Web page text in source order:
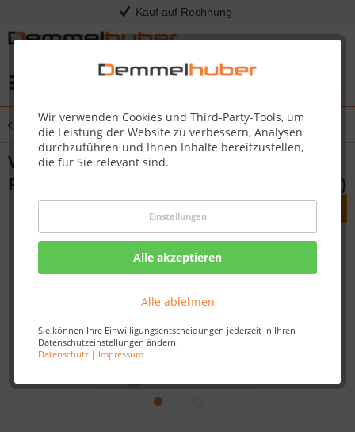
Kauf auf Rechnung
Wir verwenden Cookies und Third-Party-Tools, um
die Leistung der Website zu verbessern, Analysen
durchzuführen und Ihnen Inhalte bereitzustellen,
die für Sie relevant sind.
Einstellungen
Alle akzeptieren
Alle ablehnen
Sie können Ihre Einwilligungsentscheidungen jederzeit in Ihren
Datenschutzeinstellungen ändern.
Datenschutz| Impressum
Übersicht Verbindungsstücke
Verbindungsstück selbstklebend Profil 9
PK | 19 PK Fußleiste Weiß 2001 (2er-Pack)